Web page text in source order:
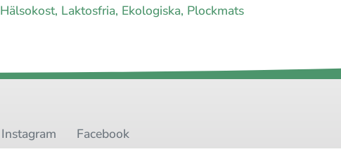
Hälsokost, Laktosfria, Ekologiska, Plockmats
Instagram
Facebook